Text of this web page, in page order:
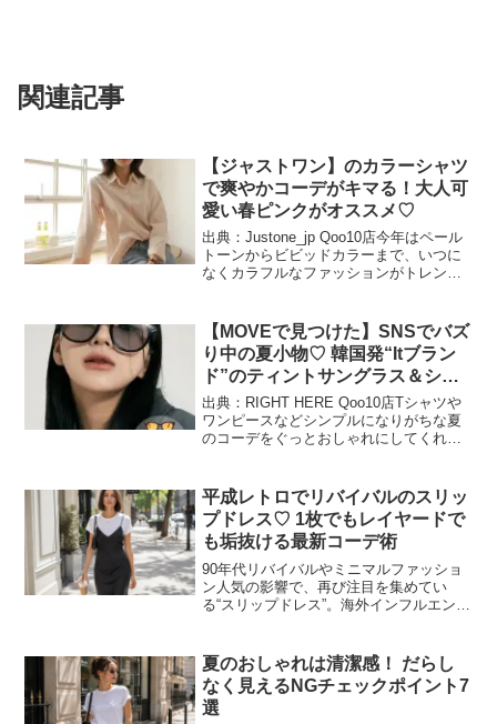
関連記事
【ジャストワン】のカラーシャツ
で爽やかコーデがキマる！大人可
愛い春ピンクがオススメ♡
出典：Justone_jp Qoo10店今年はペール
トーンからビビッドカラーまで、いつに
なくカラフルなファッションがトレンド
見つけたのは、韓国ファッションの
『JU...
【MOVEで見つけた】SNSでバズ
り中の夏小物♡ 韓国発“Itブラン
ド”のティントサングラス＆ショ
ルダーバッグ
出典：RIGHT HERE Qoo10店Tシャツや
ワンピースなどシンプルになりがちな夏
のコーデをぐっとおしゃれにしてくれる
ーバッグは夏のお出かけにもぴったりで
す♪ 今回...
平成レトロでリバイバルのスリッ
プドレス♡ 1枚でもレイヤードで
も垢抜ける最新コーデ術
90年代リバイバルやミニマルファッショ
ン人気の影響で、再び注目を集めてい
る“スリップドレス”。海外インフルエンサ
っぽく見える」と人気が高まっていま
す。ただ一方で、「下着...
夏のおしゃれは清潔感！ だらし
なく見えるNGチェックポイント7
選